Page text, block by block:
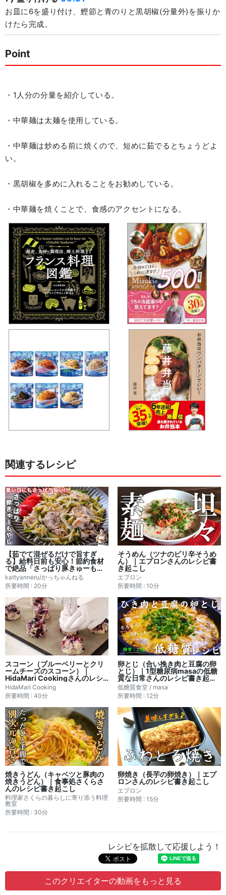
お皿に6を盛り付け、鰹節と青のりと黒胡椒(分量外)を振りか
けたら完成。
Point
・1人分の分量を紹介している。
・中華麺は太麺を使用している。
・中華麺は炒める前に焼くので、短めに茹でるとちょうどよ
い。
・黒胡椒を多めに入れることをお勧めしている。
関連するレシピ
【茹でて混ぜるだけで旨すぎ
る】給料日前も安心！節約食材
で絶品「さっぱり豚きゅーもや
し」の作り方｜かっちゃんねる
さんレシピ書き起こし
kattyanneru/かっちゃんねる
所要時間 : 20分
そうめん（ツナのピリ辛そうめ
ん）｜エプロンさんのレシピ書
き起こし
エプロン
所要時間 : 10分
スコーン（ブルーベリーとクリ
ームチーズのスコーン）｜
HidaMari Cookingさんのレシ
ピ書き起こし
HidaMari Cooking
所要時間 : 40分
卵とじ（合い挽き肉と豆腐の卵
とじ）｜1型糖尿病masaの低糖
質な日常さんのレシピ書き起こ
し
低糖質食堂 / masa
所要時間 : 12分
焼きうどん（キャベツと豚肉の
焼きうどん）｜食事処さくらさ
んのレシピ書き起こし
料理家さくらの暮らしに寄り添う料理
教室
所要時間 : 30分
卵焼き（長芋の卵焼き）｜エプ
ロンさんのレシピ書き起こし
エプロン
所要時間 : 15分
レシピを拡散して応援しよう！
このクリエイターの動画をもっと見る